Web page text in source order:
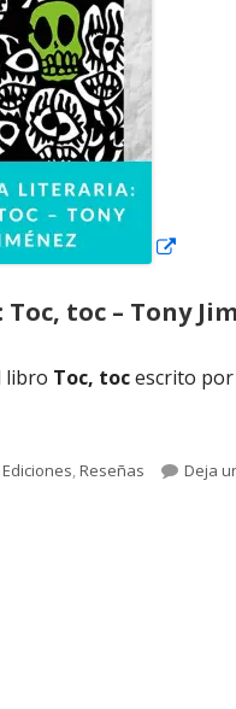
toc – Tony
libro Toc, tocescrito por
toc – Tony Jiménez"
,Reseñas Deja